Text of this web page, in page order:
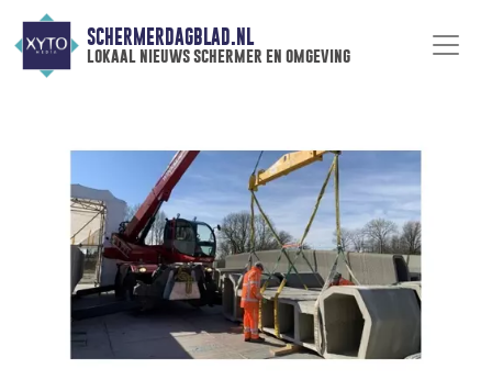
SCHERMERDAGBLAD.NL
lokaal nieuws schermer en omgeving